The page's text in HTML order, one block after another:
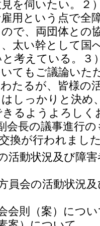
を伺いたい。２
用という点で全
で、両団体との
太い幹として国
考えている。３
てもご議論いた
たるが、皆様の
しっかりと決め
るようよろしく
会長の議事進行
換が行われまし
活動状況及び障
員会の活動状況
会則（案）につ